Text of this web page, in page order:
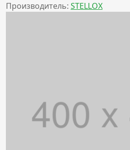
Производитель: STELLOX